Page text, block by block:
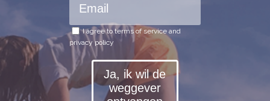
I agree to terms of service and
privacy policy